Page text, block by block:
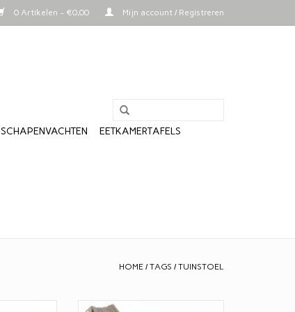
0 Artikelen - €0,00 Mijn account / Registreren
SCHAPENVACHTEN
EETKAMERTAFELS
HOME /TAGS /TUINSTOEL
EcoChair van grijs geolied